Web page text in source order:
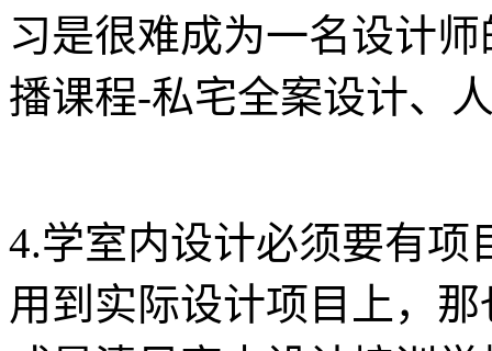
习是很难成为一名设计
播课程-私宅全案设计、
4.学室内设计必须要有项
用到实际设计项目上，